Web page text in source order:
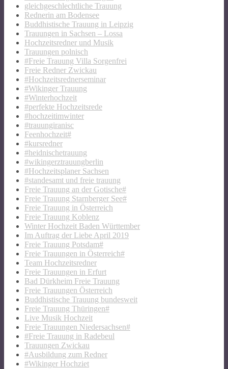
gleichgeschlechtliche Trauung
Rednerin am Bodensee
Buddhistische Trauung in Leipzig
Trauungen in Sachsen – Lossa
Hochzeitsredner und Musik
Trauungen polnisch
#Freie Trauung Villa Sorgenfrei
Freie Redner Zwickau
#Hochzeitsrednerseminar
#Wikinger Trauung
#Winterhochzeit
#perfekte Hochzeitsrede
#hochzeitimwinter
#trauungiranisc
Feenhochzeit#
#kursredner
#heidnischetrauung
#wikingerztrauungberlin
#Hochzeitsplaner Sachsen
#standesamt und freie trauung
Freie Trauung an der Gotische#
Freie Trauung Starnberger See#
Freie Trauung in Österreich
Freie Trauung Koblenz
Winter Hochzeit Baden Württember
Im Auftrag der Liebe April 2019
Freie Trauung Potsdam#
Freie Trauungen in Österreich#
Team Hochzeitsredner
Freie Trauungen in Erfurt
Bad Dürkheim Freie Trauung
Freie Trauungen Österreich
Buddhistische Trauung bundesweit
Freie Trauung Thüringen#
Live Musik Hochzeit
Freie Trauungen Niedersachsen#
#Freie Trauung in Radebeul
Trauungen Zwickau
#Ausbildung zum Redner
#Wikinger Hochziet